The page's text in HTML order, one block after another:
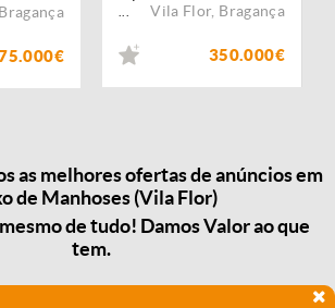
Bragança Vila Flor, Bragança
350.000€
as melhores ofertas de anúncios em
de Manhoses (Vila Flor)
de tudo! Damos Valor ao que
tem.